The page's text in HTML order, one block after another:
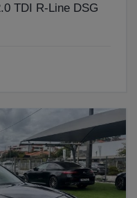
TDI R-Line DSG